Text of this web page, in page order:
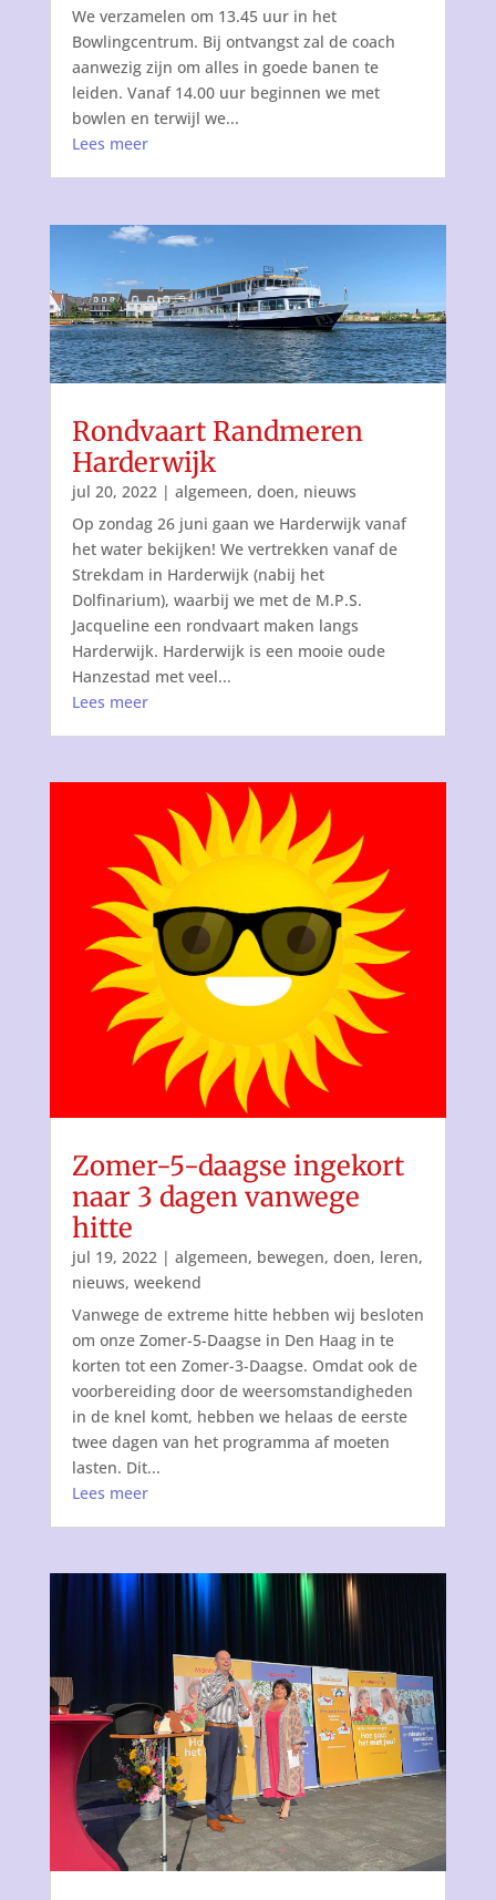
We verzamelen om 13.45 uur in het
Bowlingcentrum. Bij ontvangst zal de coach
aanwezig zijn om alles in goede banen te
leiden. Vanaf 14.00 uur beginnen we met
bowlen en terwijl we...
Lees meer
Rondvaart Randmeren
Harderwijk
jul 20, 2022| algemeen, doen, nieuws
Op zondag 26 juni gaan we Harderwijk vanaf
het water bekijken! We vertrekken vanaf de
Strekdam in Harderwijk (nabij het
Dolfinarium), waarbij we met de M.P.S.
Jacqueline een rondvaart maken langs
Harderwijk. Harderwijk is een mooie oude
Hanzestad met veel...
Lees meer
Zomer-5-daagse ingekort
naar 3 dagen vanwege
hitte
jul 19, 2022 | algemeen, bewegen, doen, leren,
nieuws, weekend
Vanwege de extreme hitte hebben wij besloten
om onze Zomer-5-Daagse in Den Haag in te
korten tot een Zomer-3-Daagse. Omdat ook de
voorbereiding door de weersomstandigheden
in de knel komt, hebben we helaas de eerste
twee dagen van het programma af moeten
lasten. Dit...
Lees meer